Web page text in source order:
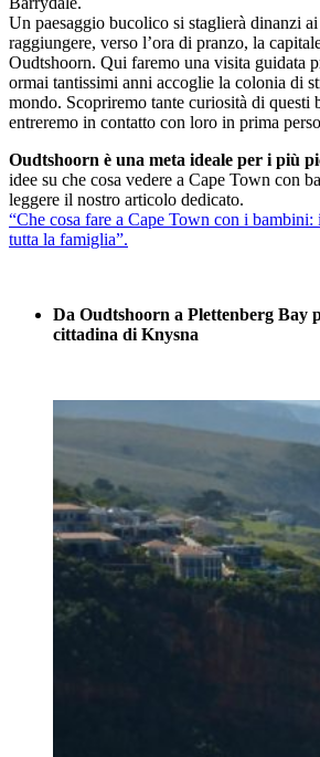
Un paesaggio bucolico si staglierà dinanzi
raggiungere, verso l’ora di pranzo, la
Oudtshoorn. Qui faremo una visita guidata
ormai tantissimi anni accoglie la colonia di
mondo. Scopriremo tante curiosità di questi
entreremo in contatto con loro in prima
Oudtshoorn è una meta ideale per i più
idee su che cosa vedere a Cape Town con
leggere il nostro articolo dedicato.
“Che cosa fare a Cape Town con i
tutta la famiglia”.
Da Oudtshoorn a Plettenberg Bay
cittadina di Knysna